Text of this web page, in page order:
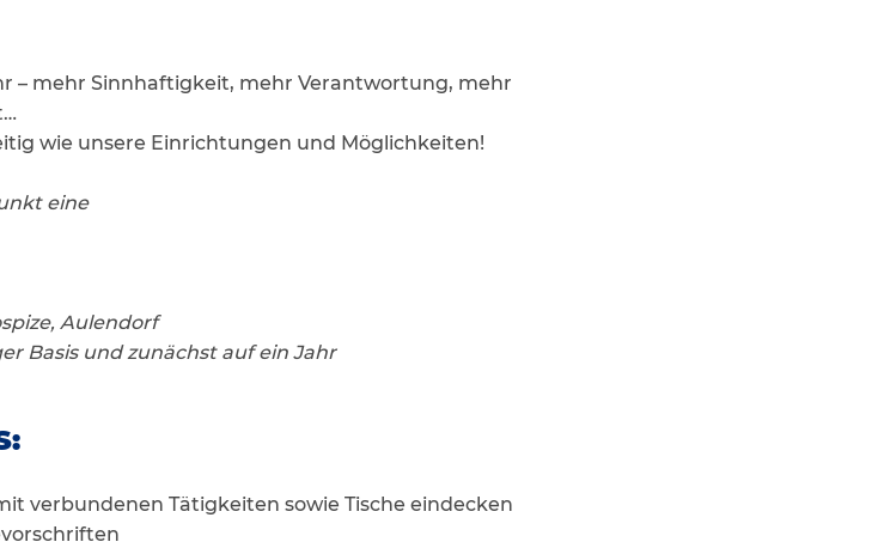
– mehr Sinnhaftigkeit, mehr Verantwortung, mehr
wie unsere Einrichtungen und Möglichkeiten!
eine
Aulendorf
Basis und zunächst auf ein Jahr
verbundenen Tätigkeiten sowie Tische eindecken